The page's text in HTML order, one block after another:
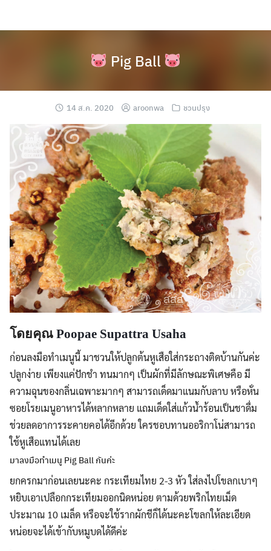
Pig Ball
14 ส.ค. 2020 aroonwa ชวนปรุง
โดยคุณ Poopae Supattra Usaha
ก่อนลงมือทำเมนูนี้ มาชวนให้ปลูกต้นหูเสือใส่กระถางติดบ้านกันค่ะ
ปลูกง่าย เพียงแค่ปักชำ ทนมากๆ เป็นผักที่มีลักษณะพิเศษคือ มี
ความฉุนของกลิ่นเฉพาะมากๆ สามารถเด็ดมาแนมกับลาบ หรือหั่น
ซอยโรยเมนูอาหารได้หลากหลาย แถมเด็ดใส่แก้วน้ำร้อนเป็นชาดื่ม
ช่วยลดอาการระคายคอได้อีกด้วย ใครชอบทานออริกาโน่สามารถ
ใช้หูเสือแทนได้เลย
มาลงมือทำเมนู Pig Ball กันค่ะ
ยกครกมาก่อนเลยนะคะ กระเทียมไทย 2-3 หัว ใส่ลงไปโขลกเบาๆ
หยิบเอาเปลือกกระเทียมออกนิดหน่อย ตามด้วยพริกไทยเม็ด
ประมาณ 10 เมล็ด หรือจะใช้รากผักชีก็ได้นะคะโขลกให้ละเอียด
หน่อยจะได้เข้ากับหมูบดได้ดีค่ะ